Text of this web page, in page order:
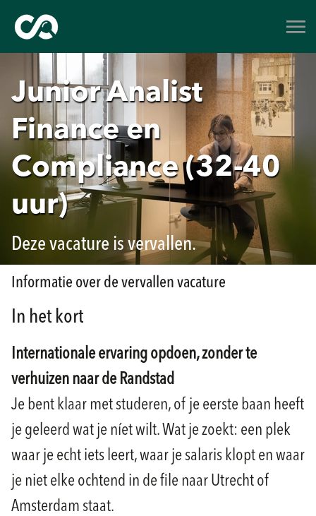
Junior Analist
Finance en
Compliance (32-40
uur)
Deze vacature is vervallen.
Informatie over de vervallen vacature
In het kort
Internationale ervaring opdoen, zonder te
verhuizen naar de Randstad
Je bent klaar met studeren, of je eerste baan heeft
je geleerd wat je níet wilt. Wat je zoekt: een plek
waar je echt iets leert, waar je salaris klopt en waar
je niet elke ochtend in de file naar Utrecht of
Amsterdam staat.